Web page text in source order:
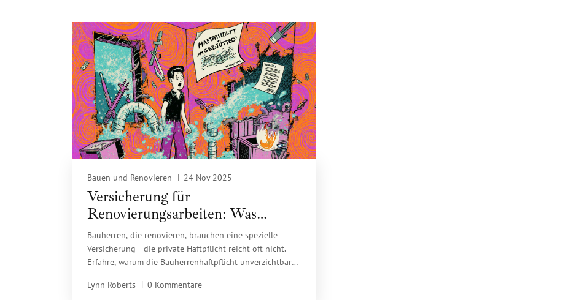
Bauen und Renovieren 24 Nov 2025
Versicherung für
Renovierungsarbeiten: Was
Bauherren wirklich brauchen
Bauherren, die renovieren, brauchen eine spezielle
Versicherung - die private Haftpflicht reicht oft nicht.
Erfahre, warum die Bauherrenhaftpflicht unverzichtbar
Lynn Roberts
0 Kommentare